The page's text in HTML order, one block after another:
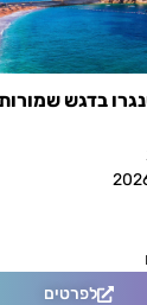
בדגש
לפרטים